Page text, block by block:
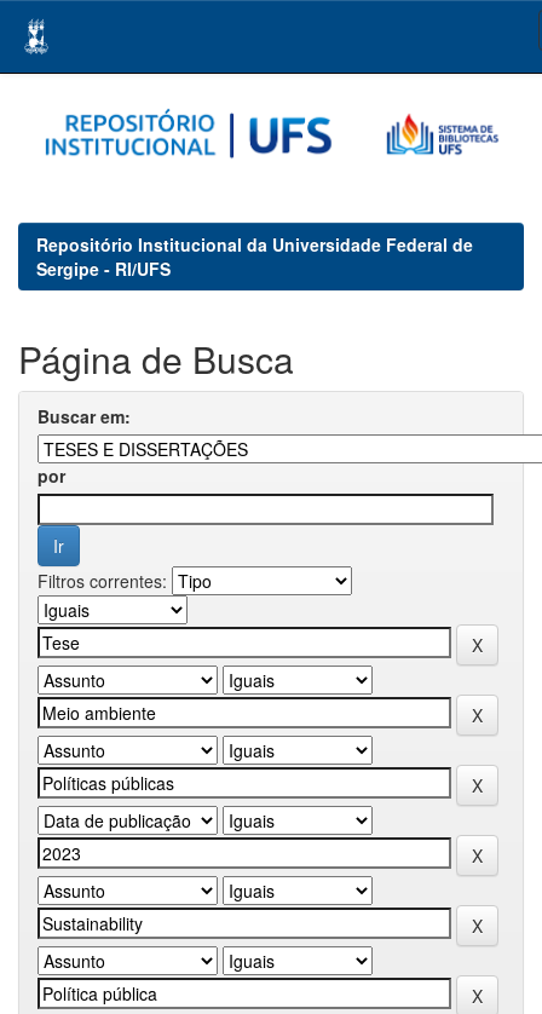
navigation
Repositório Institucional da Universidade Federal de
Sergipe - RI/UFS
Página de Busca
Buscar em:
por
Filtros correntes: